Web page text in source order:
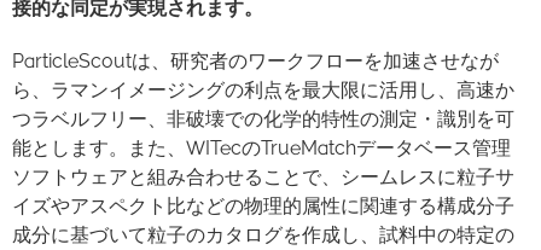
接的な同定が実現されます。
ParticleScoutは、研究者のワークフローを加速させなが
ら、ラマンイメージングの利点を最大限に活用し、高速か
つラベルフリー、非破壊での化学的特性の測定・識別を可
能とします。また、WITecのTrueMatchデータベース管理
ソフトウェアと組み合わせることで、シームレスに粒子サ
イズやアスペクト比などの物理的属性に関連する構成分子
成分に基づいて粒子のカタログを作成し、試料中の特定の